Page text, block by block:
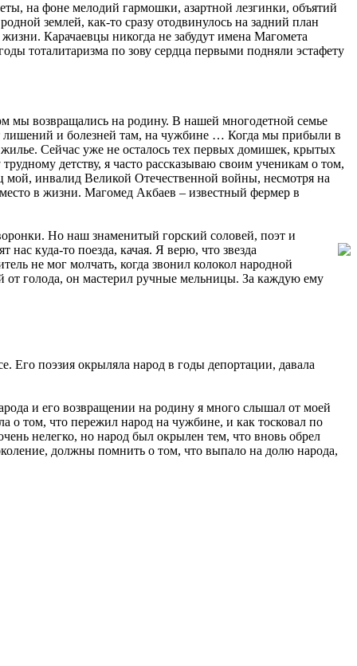
на фоне мелодий гармошки, азартной лезгинки, объятий
землей, как-то сразу отодвинулось на задний план
Карачаевцы никогда не забудут имена Магомета
тоталитаризма по зову сердца первыми подняли эстафету
возвращались на родину. В нашей многодетной семье
лишений и болезней там, на чужбине … Когда мы прибыли в
Сейчас уже не осталось тех первых домишек, крытых
детству, я часто рассказываю своим ученикам о том,
мой, инвалид Великой Отечественной войны, несмотря на
в жизни. Магомед Акбаев – известный фермер в
Но наш знаменитый горский соловей, поэт и
куда-то поезда, качая. Я верю, что звезда
не мог молчать, когда звонил колокол народной
от голода, он мастерил ручные мельницы. За каждую ему
Его поэзия окрыляла народ в годы депортации, давала
и его возвращении на родину я много слышал от моей
о том, что пережил народ на чужбине, и как тосковал по
нелегко, но народ был окрылен тем, что вновь обрел
должны помнить о том, что выпало на долю народа,